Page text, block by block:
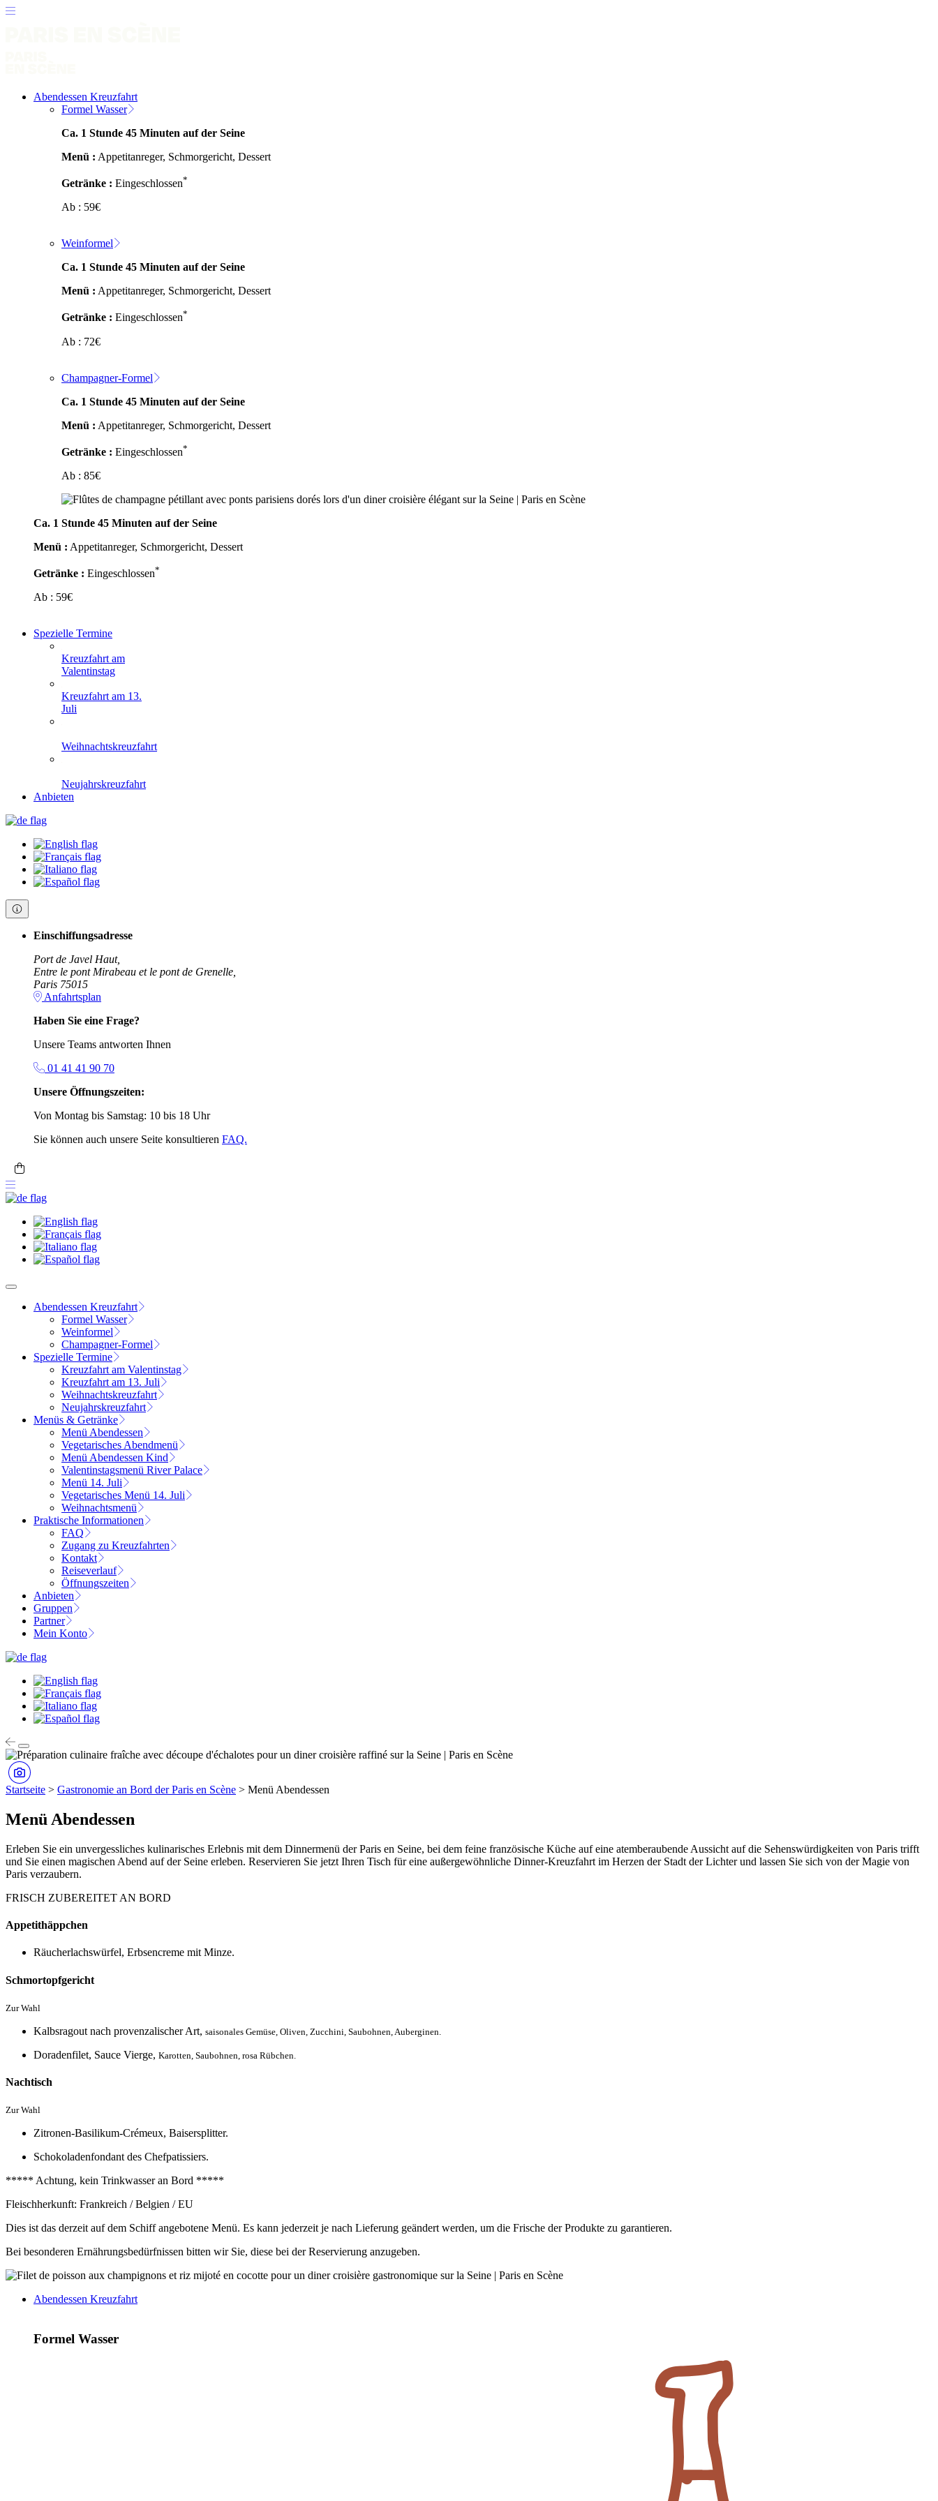
Abendessen Kreuzfahrt
Formel Wasser
Ca. 1 Stunde 45 Minuten auf der Seine
Menü : Appetitanreger, Schmorgericht, Dessert
Getränke : Eingeschlossen*
Ab : 59€
Weinformel
Ca. 1 Stunde 45 Minuten auf der Seine
Menü : Appetitanreger, Schmorgericht, Dessert
Getränke : Eingeschlossen*
Ab : 72€
Champagner-Formel
Ca. 1 Stunde 45 Minuten auf der Seine
Menü : Appetitanreger, Schmorgericht, Dessert
Getränke : Eingeschlossen*
Ab : 85€
Ca. 1 Stunde 45 Minuten auf der Seine
Menü : Appetitanreger, Schmorgericht, Dessert
Getränke : Eingeschlossen*
Ab : 59€
Spezielle Termine
Kreuzfahrt am
Valentinstag
Kreuzfahrt am 13.
Juli
Weihnachtskreuzfahrt
Neujahrskreuzfahrt
Anbieten
Einschiffungsadresse
Port de Javel Haut,
Entre le pont Mirabeau et le pont de Grenelle,
Paris 75015
Anfahrtsplan
Haben Sie eine Frage?
Unsere Teams antworten Ihnen
01 41 41 90 70
Unsere Öffnungszeiten:
Von Montag bis Samstag: 10 bis 18 Uhr
Sie können auch unsere Seite konsultieren FAQ.
Abendessen Kreuzfahrt
Formel Wasser
Weinformel
Champagner-Formel
Spezielle Termine
Kreuzfahrt am Valentinstag
Kreuzfahrt am 13. Juli
Weihnachtskreuzfahrt
Neujahrskreuzfahrt
Menüs & Getränke
Menü Abendessen
Vegetarisches Abendmenü
Menü Abendessen Kind
Valentinstagsmenü River Palace
Menü 14. Juli
Vegetarisches Menü 14. Juli
Weihnachtsmenü
Praktische Informationen
FAQ
Zugang zu Kreuzfahrten
Kontakt
Reiseverlauf
Öffnungszeiten
Anbieten
Gruppen
Partner
Mein Konto
Startseite > Gastronomie an Bord der Paris en Scène > Menü Abendessen
Menü Abendessen
Erleben Sie ein unvergessliches kulinarisches Erlebnis mit dem Dinnermenü der Paris en Seine, bei dem feine französische Küche auf eine atemberaubende Aussicht auf die Sehenswürdigkeiten von Paris trifft
und Sie einen magischen Abend auf der Seine erleben. Reservieren Sie jetzt Ihren Tisch für eine außergewöhnliche Dinner-Kreuzfahrt im Herzen der Stadt der Lichter und lassen Sie sich von der Magie von
Paris verzaubern.
FRISCH ZUBEREITET AN BORD
Appetithäppchen
Räucherlachswürfel, Erbsencreme mit Minze.
Schmortopfgericht
Zur Wahl
Kalbsragout nach provenzalischer Art, saisonales Gemüse, Oliven, Zucchini, Saubohnen, Auberginen.
Doradenfilet, Sauce Vierge, Karotten, Saubohnen, rosa Rübchen.
Nachtisch
Zur Wahl
Zitronen-Basilikum-Crémeux, Baisersplitter.
Schokoladenfondant des Chefpatissiers.
***** Achtung, kein Trinkwasser an Bord *****
Fleischherkunft: Frankreich / Belgien / EU
Dies ist das derzeit auf dem Schiff angebotene Menü. Es kann jederzeit je nach Lieferung geändert werden, um die Frische der Produkte zu garantieren.
Bei besonderen Ernährungsbedürfnissen bitten wir Sie, diese bei der Reservierung anzugeben.
Abendessen Kreuzfahrt
Formel Wasser